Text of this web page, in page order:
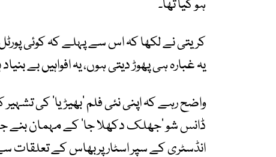
ہو گیا تھا۔
کریتی نے لکھا کہ اس سے پہلے کہ کوئی
یہ غبارہ ہی پھوڑ دیتی ہوں، یہ افواہیں بے
واضح رہے کہ اپنی نئی فلم ‘بھیڑیا’ کی تشہیر
ڈانس شو ‘جھلک دکھلا جا’ کے مہمان بنے
انڈسٹری کے سپر اسٹار پربھاس کے تعلقات سے